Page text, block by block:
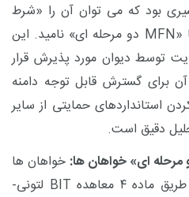
بود که می توان آن را «شرط
«MFN دو مرحله ای» نامید. این
توسط دیوان مورد پذیرش قرار
برای گسترش قابل توجه دامنه
استانداردهای حمایتی از سایر
دقیق است.
مرحله ای» خواهان ها: خواهان ها
طریق ماده۴ معاهدهBIT لتونی-